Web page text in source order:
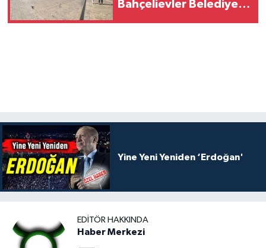
Bahçelievler Belediyesi
Yine Yeni Yeniden ‘Erdoğan'
EDITÖR HAKKINDA
Haber Merkezi